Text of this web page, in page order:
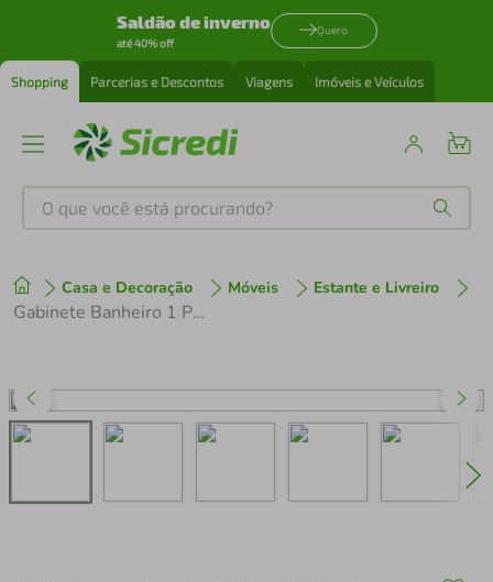
Saldão de inverno
até 40% off
Quero
Shopping Parcerias e Descontos Viagens Imóveis e Veículos
O que você está procurando?
Casa e Decoração Móveis Estante e Livreiro
Gabinete Banheiro 1 Porta 1 Gaveta 60cm Suspenso Multimóveis CR10091 Amêndoa
1º tenis
perfume